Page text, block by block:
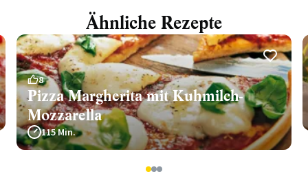
Ähnliche Rezepte
8
Pizza Margherita mit Kuhmilch-
Mozzarella
115 Min.
123